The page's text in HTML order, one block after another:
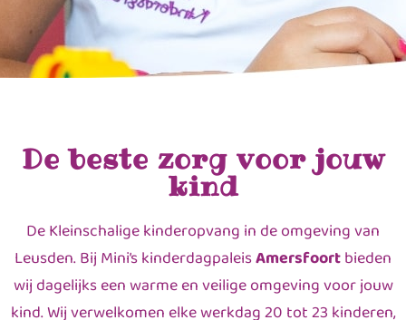
De beste zorg voor jouw
kind
De Kleinschalige kinderopvang in de omgeving van
Leusden. Bij Mini’s kinderdagpaleisAmersfoortbieden
wij dagelijks een warme en veilige omgeving voor jouw
kind. Wij verwelkomen elke werkdag 20 tot 23 kinderen,